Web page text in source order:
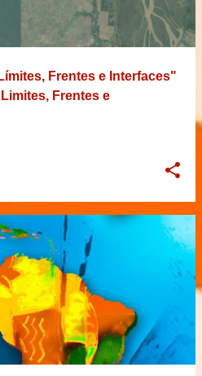
Frentes e Interfaces"
Frentes e